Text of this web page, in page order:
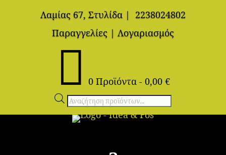
Λαμίας 67, Στυλίδα |
2238024802
Παραγγελίες | Λογαριασμός
 0 Προϊόντα - 0,00 €
Αναζήτηση
προϊόντων